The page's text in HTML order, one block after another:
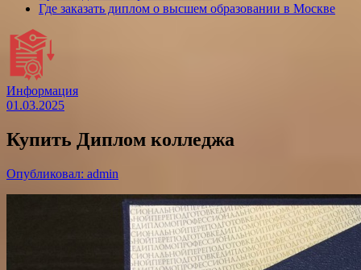
Где заказать диплом о высшем образовании в Москве
Информация
01.03.2025
Купить Диплом колледжа
Опубликовал: admin